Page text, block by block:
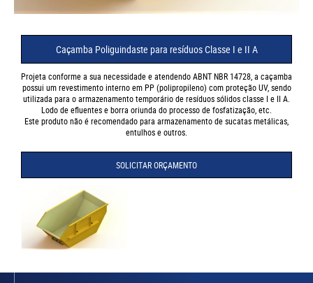
Caçamba Poliguindaste para resíduos Classe I e II A
Projeta conforme a sua necessidade e atendendo ABNT NBR 14728, a caçamba
possui um revestimento interno em PP (polipropileno) com proteção UV, sendo
utilizada para o armazenamento temporário de resíduos sólidos classe I e II A.
Lodo de efluentes e borra oriunda do processo de fosfatização, etc.
Este produto não é recomendado para armazenamento de sucatas metálicas,
entulhos e outros.
SOLICITAR ORÇAMENTO